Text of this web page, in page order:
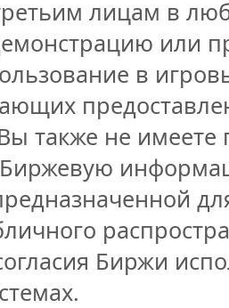
лицам в
или
в
также не имеете
Биржевую
Биржи